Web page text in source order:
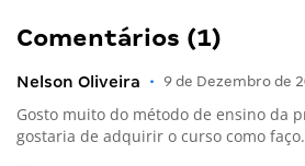
Comentários (1)
Nelson Oliveira • 9 de Dezembro de
Gosto muito do método de ensino da
gostaria de adquirir o curso como faço.